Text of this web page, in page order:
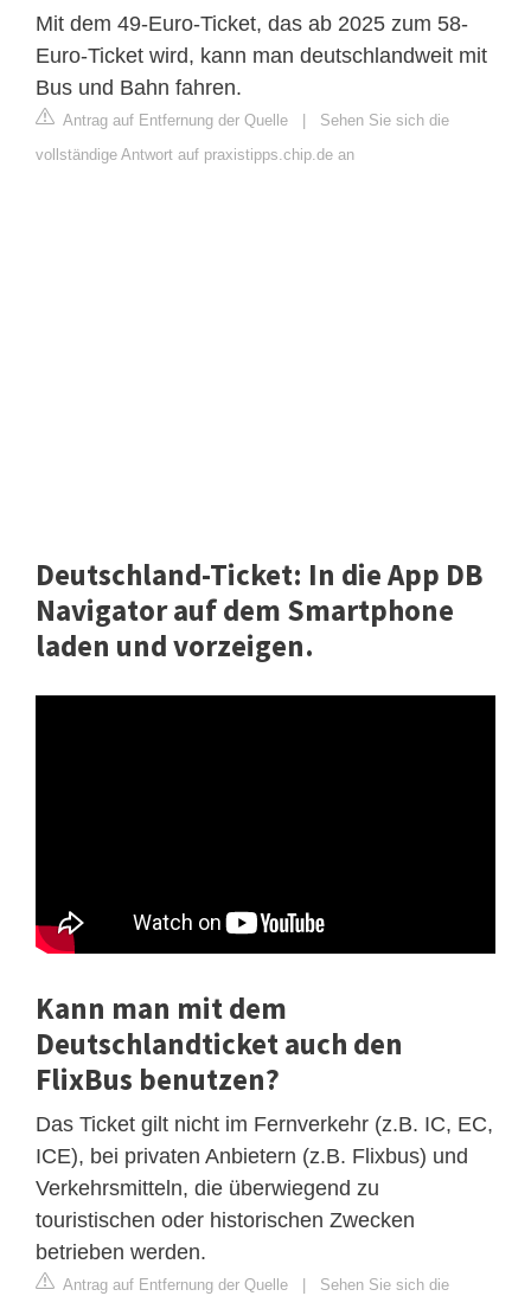
Mit dem 49-Euro-Ticket, das ab 2025 zum 58-
Euro-Ticket wird, kann man deutschlandweit mit
Bus und Bahn fahren.
Antrag auf Entfernung der Quelle
Sehen Sie sich die
vollständige Antwort auf praxistipps.chip.de an
Deutschland-Ticket: In die App DB
Navigator auf dem Smartphone
laden und vorzeigen.
Kann man mit dem
Deutschlandticket auch den
FlixBus benutzen?
Das Ticket gilt nicht im Fernverkehr (z.B. IC, EC,
ICE), bei privaten Anbietern (z.B. Flixbus) und
Verkehrsmitteln, die überwiegend zu
touristischen oder historischen Zwecken
betrieben werden.
Antrag auf Entfernung der Quelle | Sehen Sie sich die